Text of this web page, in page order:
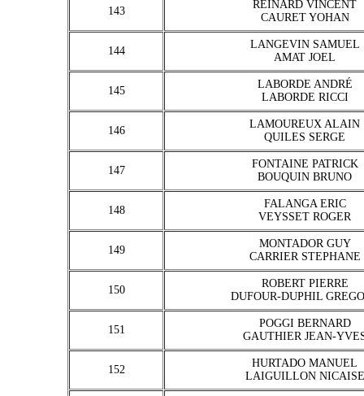
143
REINARD VINCENT
CAURET YOHAN
144
LANGEVIN SAMUEL
AMAT JOEL
145
LABORDE ANDRÉ
LABORDE RICCI
146
LAMOUREUX ALAIN
QUILES SERGE
147
FONTAINE PATRICK
BOUQUIN BRUNO
148
FALANGA ERIC
VEYSSET ROGER
149
MONTADOR GUY
CARRIER STEPHANE
150
ROBERT PIERRE
DUFOUR-DUPHIL
151
POGGI BERNARD
GAUTHIER JEAN-
152
HURTADO MANUEL
LAIGUILLON NICAISE